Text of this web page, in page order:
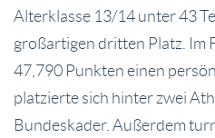
Alterklasse 13/14 unter 43
großartigen dritten Platz. Im
47,790 Punkten einen
platzierte sich hinter zwei
Bundeskader. Außerdem